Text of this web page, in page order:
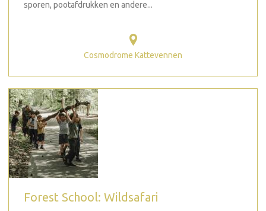
sporen, pootafdrukken en andere...
Cosmodrome Kattevennen
Forest School: Wildsafari